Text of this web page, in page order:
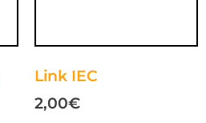
Link IEC
2,00€